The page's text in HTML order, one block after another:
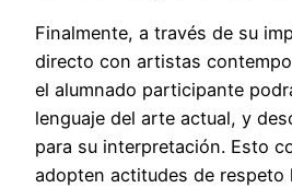
Finalmente, a través de su
directo con artistas
el alumnado participante
lenguaje del arte actual, y
para su interpretación. Esto
adopten actitudes de respeto